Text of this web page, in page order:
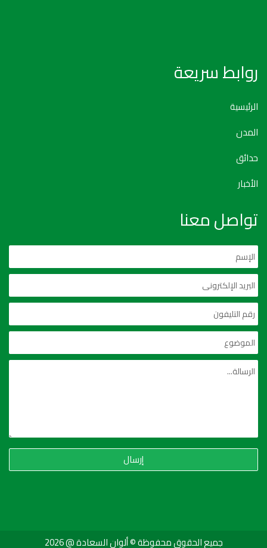
روابط سريعة
الرئيسية
المدن
حدائق
الأخبار
تواصل معنا
إرسال
جميع الحقوق محفوظة © ألوان السعادة @ 2026